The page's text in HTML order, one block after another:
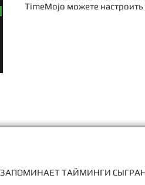
TimeMojo можете
ЗАПОМИНАЕТ ТАЙМИНГИ